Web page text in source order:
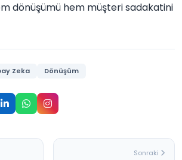
dönüşümü hem müşteri sadakatini
Zeka Dönüşüm
Sonraki